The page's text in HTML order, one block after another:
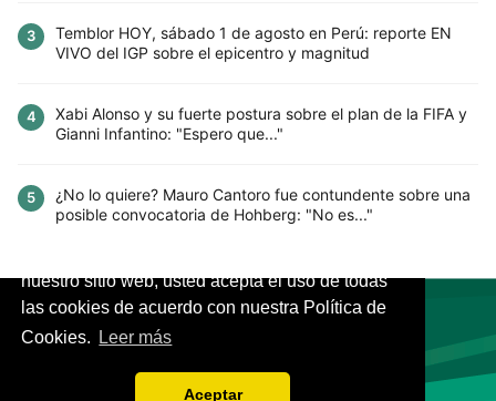
Este sitio utiliza cookies para mejorar la
nuestro sitio web, usted acepta el uso de todas
las cookies de acuerdo con nuestra Política de
Cookies.
Leer más
Aceptar
3
Temblor HOY, sábado 1 de agosto en Perú: reporte EN
VIVO del IGP sobre el epicentro y magnitud
4
Xabi Alonso y su fuerte postura sobre el plan de la FIFA y
Gianni Infantino: "Espero que..."
5
¿No lo quiere? Mauro Cantoro fue contundente sobre una
posible convocatoria de Hohberg: "No es..."